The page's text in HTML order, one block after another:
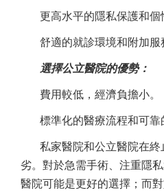
更高水平的隱私保護和個
舒適的就診環境和附加服
選擇公立醫院的優勢：
費用較低，經濟負擔小。
標準化的醫療流程和可靠
私家醫院和公立醫院在
劣。對於急需手術、注重隱
醫院可能是更好的選擇；而